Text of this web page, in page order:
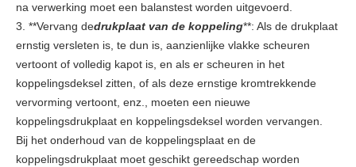
na verwerking moet een balanstest worden uitgevoerd.
3. **Vervang dedrukplaat van de koppeling**: Als de drukplaat
ernstig versleten is, te dun is, aanzienlijke vlakke scheuren
vertoont of volledig kapot is, en als er scheuren in het
koppelingsdeksel zitten, of als deze ernstige kromtrekkende
vervorming vertoont, enz., moeten een nieuwe
koppelingsdrukplaat en koppelingsdeksel worden vervangen.
Bij het onderhoud van de koppelingsplaat en de
koppelingsdrukplaat moet geschikt gereedschap worden